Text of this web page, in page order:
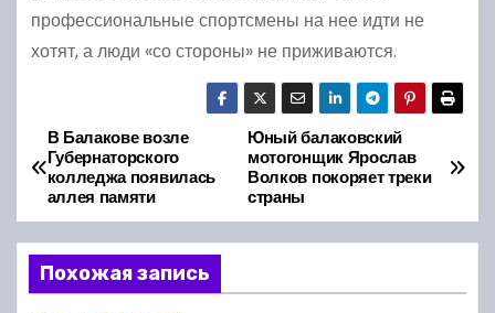
профессиональные спортсмены на нее идти не
хотят, а люди «со стороны» не приживаются.
Н
а
в
и
Юный балаковский
мотогонщик Ярослав
Волков покоряет треки
страны
В Балакове возле
Губернаторского
колледжа появилась
аллея памяти
Похожая запись